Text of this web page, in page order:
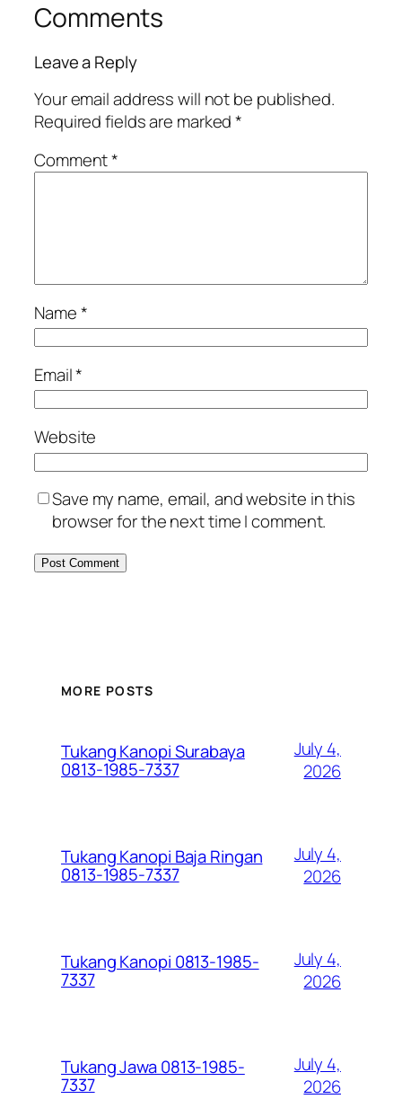
Comments
Leave a Reply
Your email address will not be published.
Required fields are marked*
Comment*
Name*
Email*
Website
Save my name, email, and website in this
browser for the next time I comment.
MORE POSTS
Tukang Kanopi Surabaya
0813-1985-7337
July 4,
2026
Tukang Kanopi Baja Ringan
0813-1985-7337
July 4,
2026
Tukang Kanopi 0813-1985-
7337
July 4,
2026
Tukang Jawa 0813-1985-
7337
July 4,
2026